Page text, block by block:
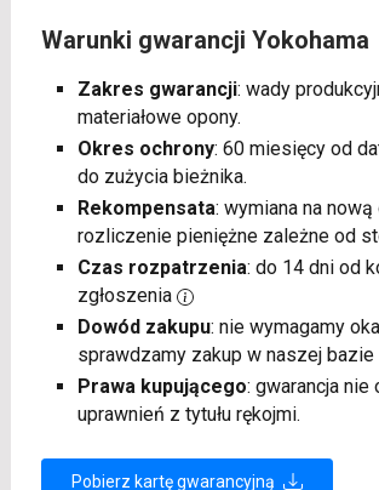
Warunki gwarancji Yokohama
Zakres gwarancji: wady
materiałowe opony.
Okres ochrony: 60 miesięcy od
do zużycia bieżnika.
Rekompensata: wymiana na nową
rozliczenie pieniężne zależne od
Czas rozpatrzenia: do 14 dni od
zgłoszenia
Dowód zakupu: nie wymagamy
sprawdzamy zakup w naszej bazie
Prawa kupującego: gwarancja nie
uprawnień z tytułu rękojmi.
Pobierz kartę gwarancyjną